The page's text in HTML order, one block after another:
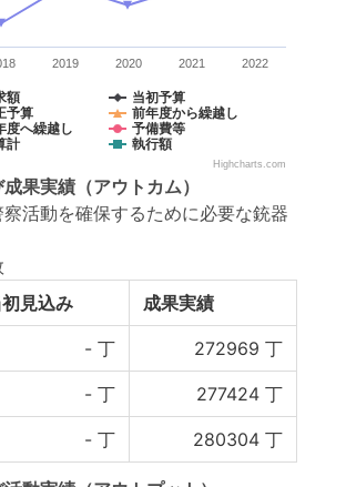
額
当初予算
予算
前年度から繰越し
度へ繰越し
予備費等
計
執行額
2019 2020 2021 2022
Highcharts.com
成果実績 （アウトカム）
活動を確保するために必要な銃器
見込み 成果実績
- 丁 272969 丁
- 丁 277424 丁
- 丁 280304 丁